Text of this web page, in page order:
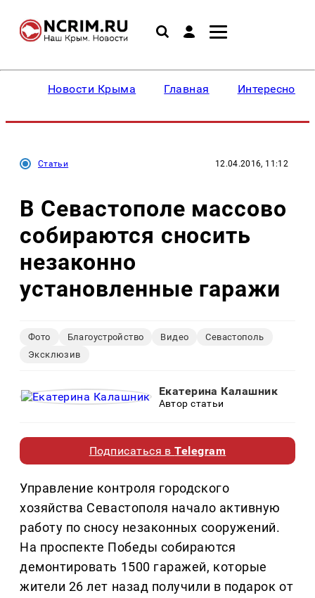
Новости Крыма Главная Интересное
Статьи 12.04.2016, 11:12
В Севастополе массово
собираются сносить
незаконно
установленные гаражи
Фото Благоустройство Видео
Севастополь
Эксклюзив
Екатерина Калашник
Автор статьи
Подписаться вTelegram
Управление контроля городского
хозяйства Севастополя начало активную
работу по сносу незаконных сооружений.
На проспекте Победы собираются
демонтировать 1500 гаражей, которые
жители 26 лет назад получили в подарок от